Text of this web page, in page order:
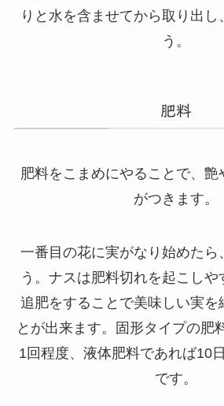
りと水を含ませてから取り出し
う。
肥料
肥料をこまめにやることで、艶
がつきます。
一番目の花に実がなり始めたら
う。ナスは肥料切れを起こしや
追肥をすることで美味しい実を
とが出来ます。固形タイプの肥
1回程度、液体肥料であれば10
です。